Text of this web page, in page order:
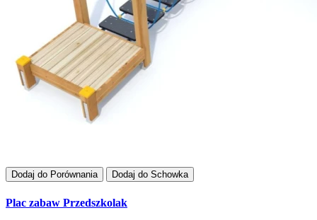
Dodaj do Porównania Dodaj do Schowka
Plac zabaw Przedszkolak